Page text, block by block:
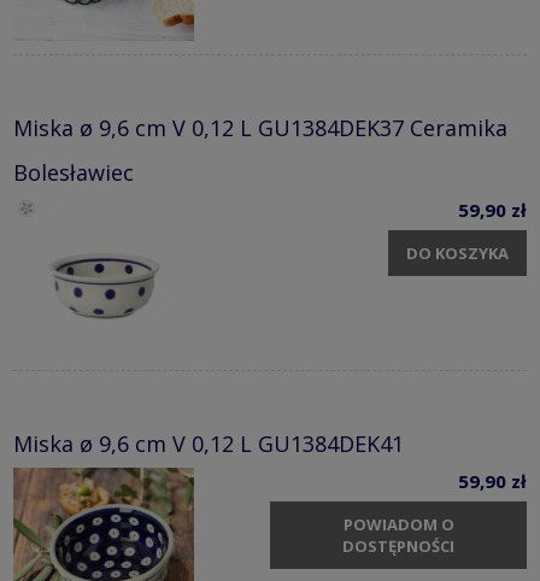
Miska ø 9,6 cm V 0,12 L GU1384DEK37 Ceramika
Bolesławiec
59,90 zł
DO KOSZYKA
Miska ø 9,6 cm V 0,12 L GU1384DEK41
59,90 zł
POWIADOM O
DOSTĘPNOŚCI